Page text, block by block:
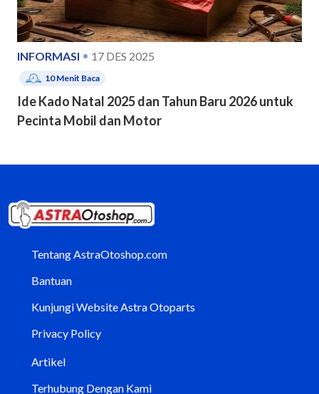
INFORMASI 17 DES 2025
10Menit Baca
Ide Kado Natal 2025 dan Tahun Baru 2026 untuk
Pecinta Mobil dan Motor
Tentang AstraOtoshop.com
Bantuan
Kunjungi Website Astra Otoparts
Privacy Policy
Artikel
Terhubung Dengan Kami